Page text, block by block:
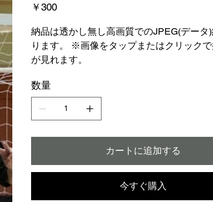
価
格
￥300
納品は透かし無し高画質でのJPEG(データ
ります。 ※画像をタップまたはクリック
が見れます。
数量
カートに追加する
今すぐ購入